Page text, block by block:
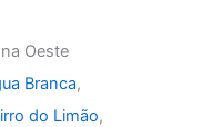
Oeste
Branca,
do Limão,